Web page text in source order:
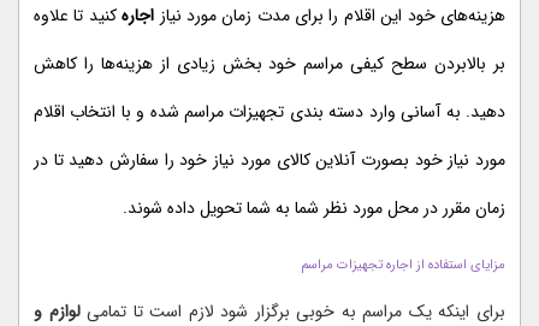
هزینه‌های خود این اقلام را برای مدت زمان مورد نیاز اجارهکنید تا علاوه
بر بالابردن سطح کیفی مراسم خود بخش زیادی از هزینه‌ها را کاهش
دهید. به آسانی وارد دسته بندی تجهیزات مراسم شده و با انتخاب اقلام
مورد نیاز خود بصورت آنلاین کالای مورد نیاز خود را سفارش دهید تا در
زمان مقرر در محل مورد نظر شما به شما تحویل داده شوند.
مزایای استفاده از اجاره تجهیزات مراسم
برای اینکه یک مراسم به خوبی برگزار شود لازم است تا تمامیلوازم و